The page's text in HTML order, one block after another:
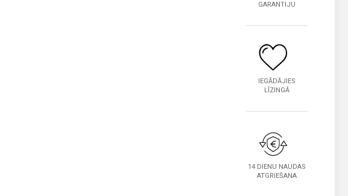
GARANTIJU
IEGĀDĀJIES
LĪZINGĀ
14 DIENU NAUDAS
ATGRIEŠANA